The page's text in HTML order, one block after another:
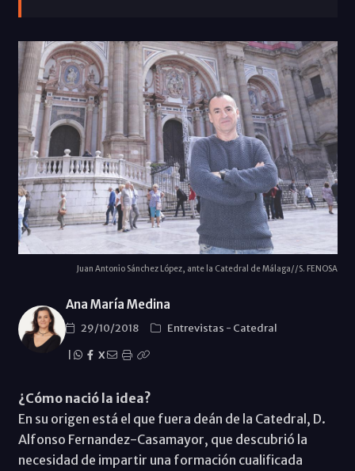
Juan Antonio Sánchez López, ante la Catedral de Málaga//S. FENOSA
Ana María Medina
29/10/2018 Entrevistas - Catedral
X
¿Cómo nació la idea?
En su origen está el que fuera deán de la Catedral, D.
Alfonso Fernandez-Casamayor, que descubrió la
necesidad de impartir una formación cualificada